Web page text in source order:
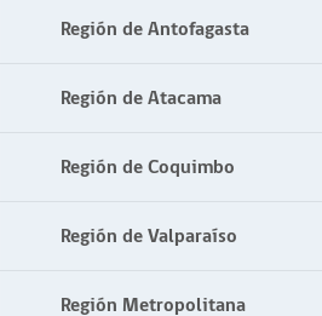
Región de Antofagasta
Región de Atacama
Región de Coquimbo
Región de Valparaíso
Región Metropolitana